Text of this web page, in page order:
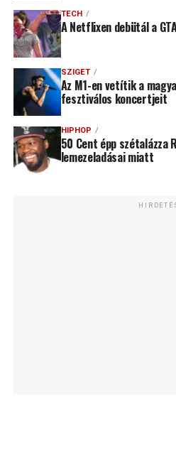
TECH
A Netflixen debütál a
SZIGET
Az M1-en vetítik a
fesztiválos koncertjeit
HIPHOP
50 Cent épp szétalázza
lemezeladásai miatt